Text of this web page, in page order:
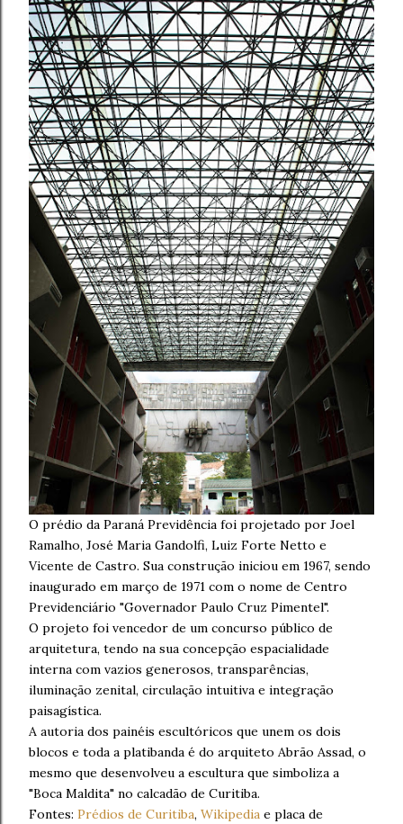
O prédio da Paraná Previdência foi projetado por Joel
Ramalho, José Maria Gandolfi, Luiz Forte Netto e
Vicente de Castro. Sua construção iniciou em 1967, sendo
inaugurado em março de 1971 com o nome de Centro
Previdenciário "Governador Paulo Cruz Pimentel".
O projeto foi vencedor de um concurso público de
arquitetura, tendo na sua concepção espacialidade
interna com vazios generosos, transparências,
iluminação zenital, circulação intuitiva e integração
paisagística.
A autoria dos painéis escultóricos que unem os dois
blocos e toda a platibanda é do arquiteto Abrão Assad, o
mesmo que desenvolveu a escultura que simboliza a
"Boca Maldita" no calcadão de Curitiba.
Fontes: Prédios de Curitiba, Wikipedia e placa de